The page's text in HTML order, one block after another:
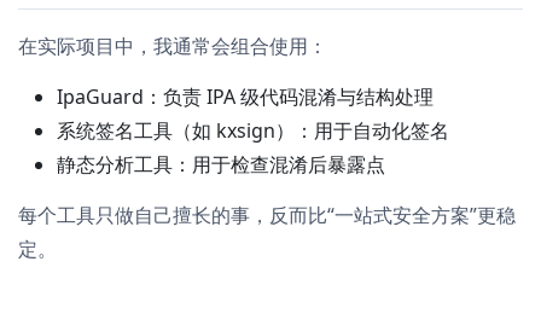
在实际项目中，我通常会组合使用：
IpaGuard：负责 IPA 级代码混淆与结构处理
系统签名工具（如 kxsign）：用于自动化签名
静态分析工具：用于检查混淆后暴露点
每个工具只做自己擅长的事，反而比“一站式安全方案”更稳
定。